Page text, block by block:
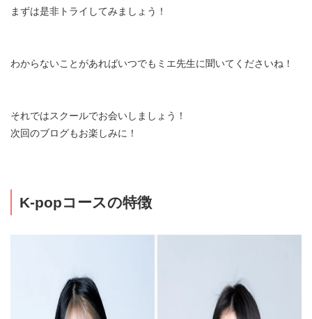
まずは是非トライしてみましょう！
わからないことがあればいつでもミエ先生に聞いてくださいね！
それではスクールでお会いしましょう！
次回のブログもお楽しみに！
K-popコースの特徴